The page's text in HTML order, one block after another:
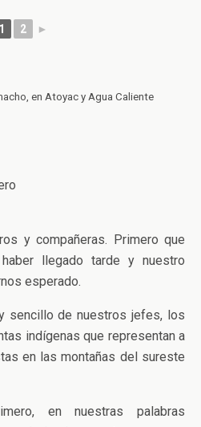
1 2 ►
en Atoyac y Agua Caliente
y compañeras. Primero que
llegado tarde y nuestro
esperado.
sencillo de nuestros jefes, los
indígenas que representan a
en las montañas del sureste
en nuestras palabras